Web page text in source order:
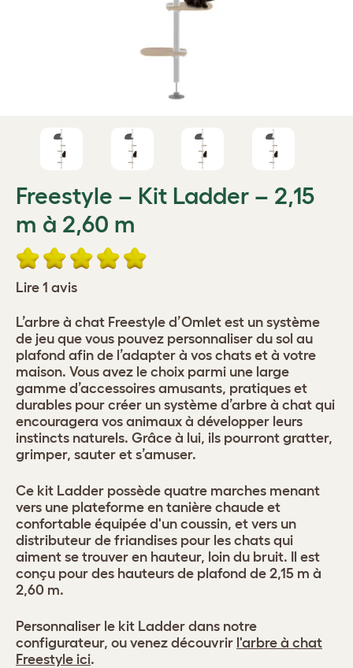
Freestyle – Kit Ladder – 2,15
m à 2,60 m
Lire 1 avis
L’arbre à chat Freestyle d’Omlet est un système
de jeu que vous pouvez personnaliser du sol au
plafond afin de l’adapter à vos chats et à votre
maison. Vous avez le choix parmi une large
gamme d’accessoires amusants, pratiques et
durables pour créer un système d’arbre à chat qui
encouragera vos animaux à développer leurs
instincts naturels. Grâce à lui, ils pourront gratter,
grimper, sauter et s’amuser.
Ce kit Ladder possède quatre marches menant
vers une plateforme en tanière chaude et
confortable équipée d'un coussin, et vers un
distributeur de friandises pour les chats qui
aiment se trouver en hauteur, loin du bruit. Il est
conçu pour des hauteurs de plafond de 2,15 m à
2,60 m.
Personnaliser le kit Ladder dans notre
configurateur, ou venez découvrir l'arbre à chat
Freestyle ici.